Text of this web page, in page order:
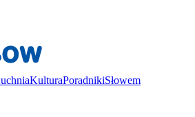
KulturaPoradnikiSłowem